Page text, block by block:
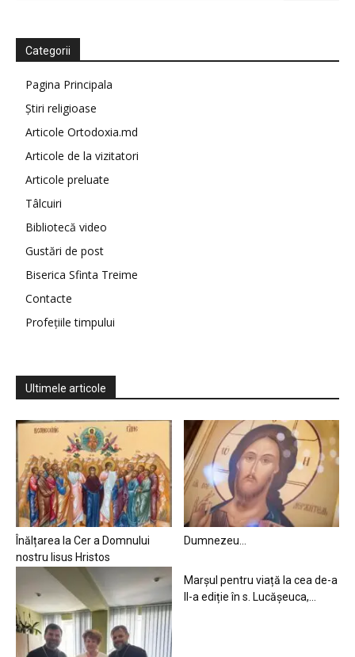
Categorii
Pagina Principala
Știri religioase
Articole Ortodoxia.md
Articole de la vizitatori
Articole preluate
Tâlcuiri
Bibliotecă video
Gustări de post
Biserica Sfinta Treime
Contacte
Profețiile timpului
Ultimele articole
Înălțarea la Cer a Domnului
nostru Iisus Hristos
Dumnezeu…
Marșul pentru viață la cea de-a
II-a ediție în s. Lucășeuca,...